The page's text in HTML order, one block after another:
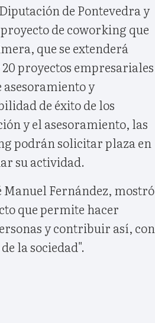
de Pontevedra y
de coworking que
que se extenderá
proyectos empresariales
y
de éxito de los
y el asesoramiento, las
podrán solicitar plaza en
su actividad.
Manuel Fernández, mostró
que permite hacer
y contribuir así, con
la sociedad".